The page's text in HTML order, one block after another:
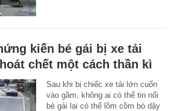
kiến bé gái bị xe tải
chết một cách thần kì
Sau khi bị chiếc xe tải lớn cuốn
vào gầm, không ai có thể tin nổi
bé gái lại có thể lồm cồm bò dậy